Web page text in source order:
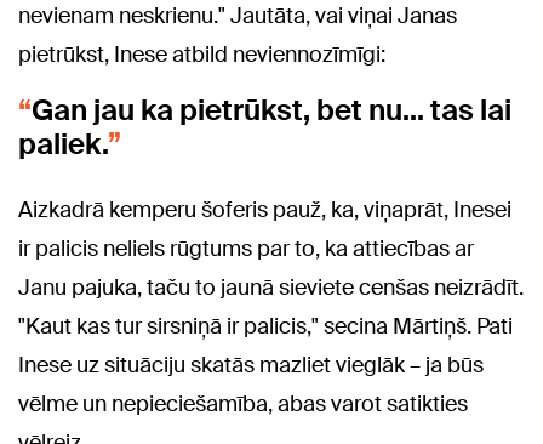
nevienam neskrienu." Jautāta, vai viņai Janas
pietrūkst, Inese atbild neviennozīmīgi:
Gan jau ka pietrūkst, bet nu… tas lai
paliek.
Aizkadrā kemperu šoferis pauž, ka, viņaprāt, Inesei
ir palicis neliels rūgtums par to, ka attiecības ar
Janu pajuka, taču to jaunā sieviete cenšas neizrādīt.
"Kaut kas tur sirsniņā ir palicis," secina Mārtiņš. Pati
Inese uz situāciju skatās mazliet vieglāk – ja būs
vēlme un nepieciešamība, abas varot satikties